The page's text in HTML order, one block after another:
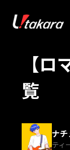
【
覧
ナ
ティ